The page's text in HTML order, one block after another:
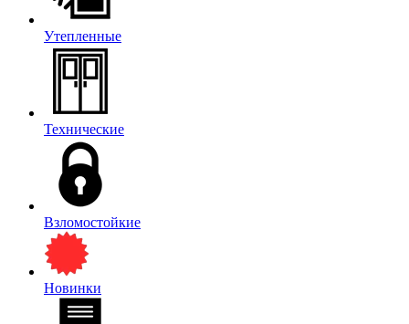
Утепленные
Технические
Взломостойкие
Новинки